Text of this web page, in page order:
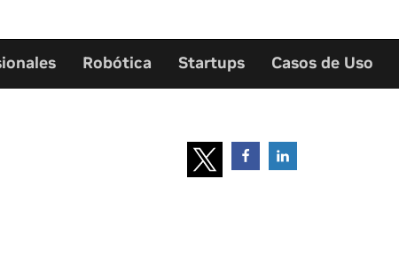
Robótica Startups Casos de Uso